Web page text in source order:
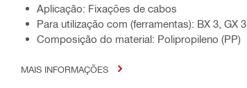
Aplicação: Fixações de cabos
Para utilização com (ferramentas): BX 3, GX 3
Composição do material: Polipropileno (PP)
MAIS INFORMAÇÕES